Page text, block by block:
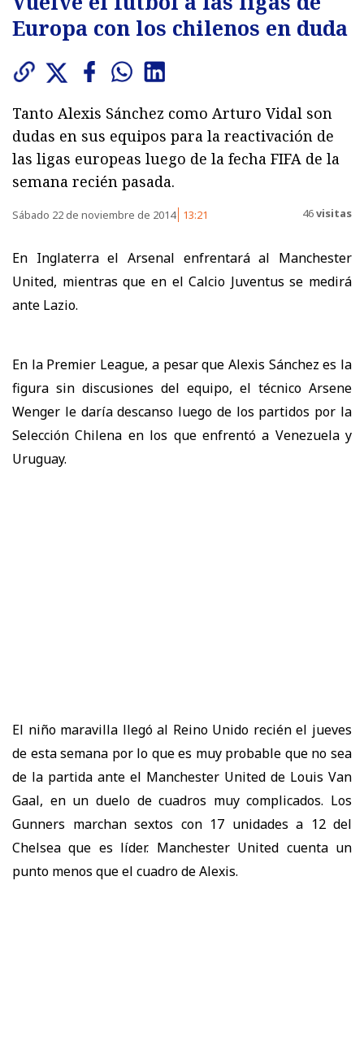
Europa con los chilenos en duda
Tanto Alexis Sánchez como Arturo Vidal son
dudas en sus equipos para la reactivación de
las ligas europeas luego de la fecha FIFA de la
semana recién pasada.
Sábado 22 de noviembre de 2014 13:21 46visitas
En Inglaterra el Arsenal enfrentará al Manchester
United, mientras que en el Calcio Juventus se medirá
ante Lazio.
En la Premier League, a pesar que Alexis Sánchez es la
figura sin discusiones del equipo, el técnico Arsene
Wenger le daría descanso luego de los partidos por la
Selección Chilena en los que enfrentó a Venezuela y
Uruguay.
El niño maravilla llegó al Reino Unido recién el jueves
de esta semana por lo que es muy probable que no sea
de la partida ante el Manchester United de Louis Van
Gaal, en un duelo de cuadros muy complicados. Los
Gunners marchan sextos con 17 unidades a 12 del
Chelsea que es líder. Manchester United cuenta un
punto menos que el cuadro de Alexis.